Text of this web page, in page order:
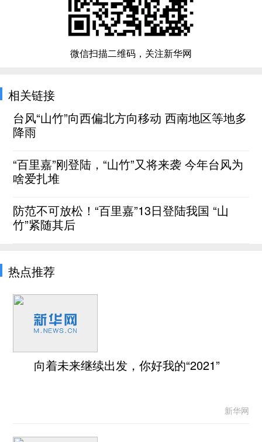
微信扫描二维码，关注新华网
相关链接
台风“山竹”向西偏北方向移动 西南地区等地多
降雨
“百里嘉”刚登陆，“山竹”又将来袭 今年台风为
啥爱扎堆
防范不可放松！“百里嘉”13日登陆我国 “山
竹”紧随其后
热点推荐
向着未来继续出发，你好我的“2021”
新华网